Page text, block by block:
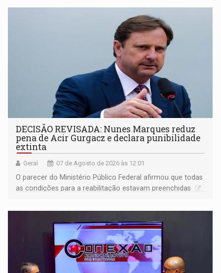
DECISÃO REVISADA: Nunes Marques reduz
pena de Acir Gurgacz e declara punibilidade
extinta
Geral 07 de Agosto de 2026 às 12:01
O parecer do Ministério Público Federal afirmou que todas
as condições para a reabilitação estavam preenchidas